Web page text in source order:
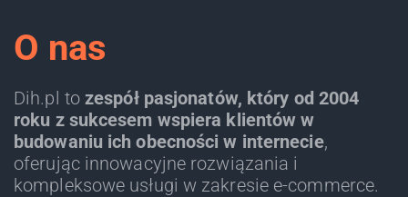
O nas
Dih.pl to zespół pasjonatów, który od 2004
roku z sukcesem wspiera klientów w
budowaniu ich obecności w internecie,
oferując innowacyjne rozwiązania i
kompleksowe usługi w zakresie e-commerce.